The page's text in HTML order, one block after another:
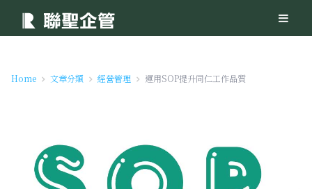
Home 文章分類 經營管理 運用SOP提升同仁工作品質